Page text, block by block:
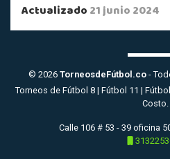
Actualizado21 junio 2024
© 2026 TorneosdeFútbol.co-
Torneos de Fútbol 8 | Fútbol 11 |
Costo.
Calle 106 # 53 - 39 oficina